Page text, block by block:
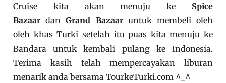
Cruise kita akan menuju ke Spice
Bazaar danGrand Bazaaruntuk membeli oleh
oleh khas Turki setelah itu puas kita menuju ke
Bandara untuk kembali pulang ke Indonesia.
Terima kasih telah mempercayakan liburan
menarik anda bersama TourkeTurki.com ^_^